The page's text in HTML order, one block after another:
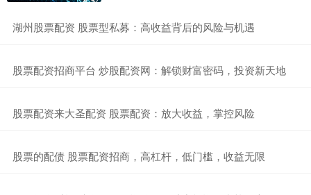
​湖州股票配资 股票型私募：高收益背后的风险与机遇
​股票配资招商平台 炒股配资网：解锁财富密码，投资新天地
​股票配资来大圣配资 股票配资：放大收益，掌控风险
​股票的配债 股票配资招商，高杠杆，低门槛，收益无限